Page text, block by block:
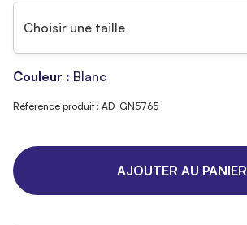
Choisir une taille
Couleur : Blanc
Référence produit : AD_GN5765
AJOUTER AU PANIER